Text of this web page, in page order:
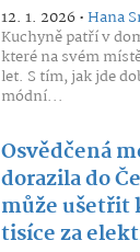
12. 1. 2026 •Hana
Kuchyně patří v
které na svém
let. S tím, jak jde
módní...
Osvědčená
dorazila do
může ušetřit
tisíce za